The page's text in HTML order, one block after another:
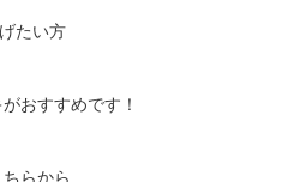
たい方
おすすめです！
らから